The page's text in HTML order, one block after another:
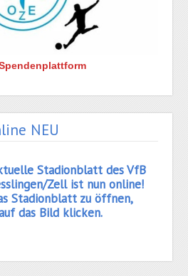
NEU
Stadionblatt des VfB
Zell ist nun online!
Stadionblatt zu öffnen,
das Bild klicken.